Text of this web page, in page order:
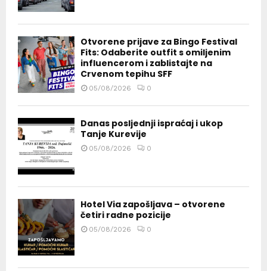
Otvorene prijave za Bingo Festival
Fits: Odaberite outfit s omiljenim
influencerom i zablistajte na
Crvenom tepihu SFF
05/08/2026 0
Danas posljednji ispraćaj i ukop
Tanje Kurevije
05/08/2026 0
Hotel Via zapošljava – otvorene
četiri radne pozicije
05/08/2026 0